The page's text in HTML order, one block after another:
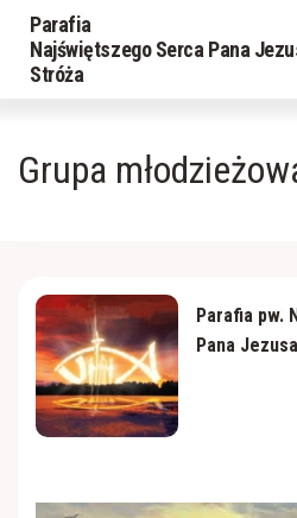
Parafia
Najświętszego Serca Pana
Stróża
Duszpasterze
Grupa młodzieżowa
Caritas
Parafialna Rada
Grupa
Parafia pw.
Pana